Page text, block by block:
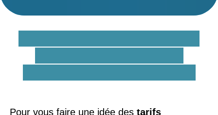
Pour vous faire une idée des tarifs